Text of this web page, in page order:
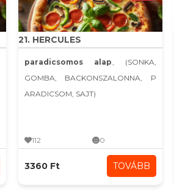
21. HERCULES
paradicsomos alap, (SONKA,
GOMBA, BACKONSZALONNA, P
ARADICSOM, SAJT)
112 0
3360 Ft TOVÁBB